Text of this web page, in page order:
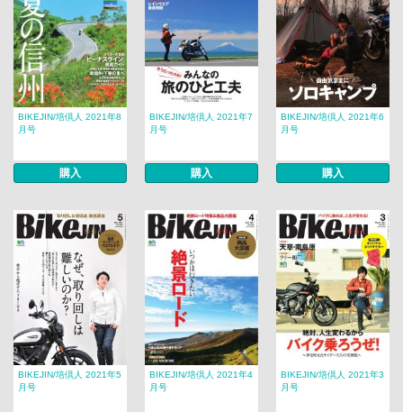
BIKEJIN/培倶人 2021年8
月号
購入
BIKEJIN/培倶人 2021年7
月号
購入
BIKEJIN/培倶人 2021年6
月号
購入
BIKEJIN/培倶人 2021年5
月号
BIKEJIN/培倶人 2021年4
月号
BIKEJIN/培倶人 2021年3
月号